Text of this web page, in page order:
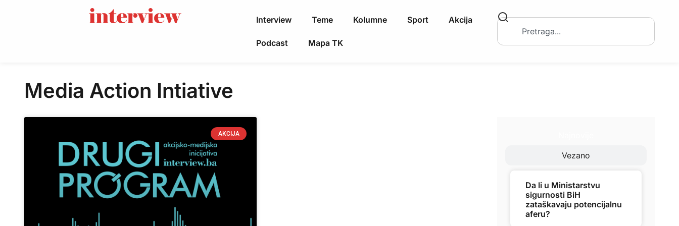
Interview Teme Kolumne Sport Akcija
Podcast Mapa TK
Media Action Intiative
AKCIJA
Vezano
Da li u Ministarstvu
sigurnosti BiH
zataškavaju potencijalnu
aferu?